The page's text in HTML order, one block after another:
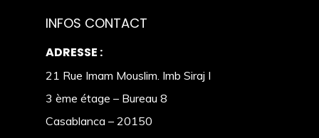
INFOS CONTACT
ADRESSE :
21 Rue Imam Mouslim. Imb Siraj I
3 ème étage – Bureau 8
Casablanca – 20150